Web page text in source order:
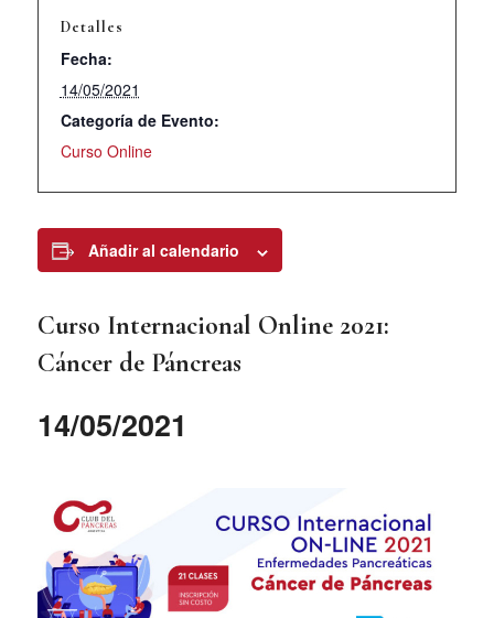
Detalles
Fecha:
14/05/2021
Categoría de Evento:
Curso Online
Añadir al calendario
Curso Internacional Online 2021:
Cáncer de Páncreas
14/05/2021